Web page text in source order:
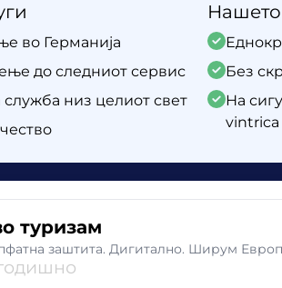
во Германија
до следниот сервис
низ целиот свет
Без
На
vintrica
туризам
заштита. Дигитално. Ширум